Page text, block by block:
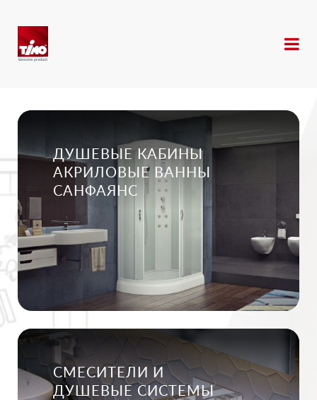
ДУШЕВЫЕ КАБИНЫ
АКРИЛОВЫЕ ВАННЫ
САНФАЯНС
СМЕСИТЕЛИ И
ДУШЕВЫЕ СИСТЕМЫ